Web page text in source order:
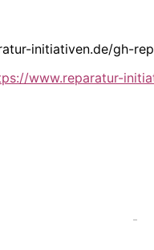
initiativen.de/gh-
www.reparatur-